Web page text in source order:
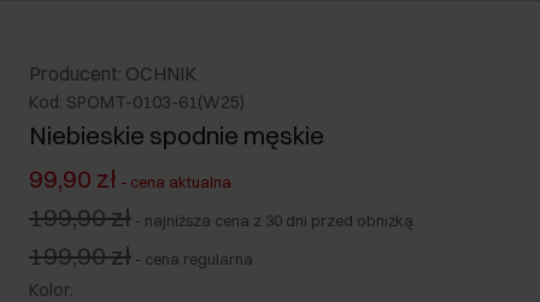
Producent: OCHNIK
Kod: SPOMT-0103-61(W25)
Niebieskie spodnie męskie
99,90 zł - cena aktualna
199,90 zł - najniższa cena z 30 dni przed obniżką
199,90 zł - cena regularna
Kolor: